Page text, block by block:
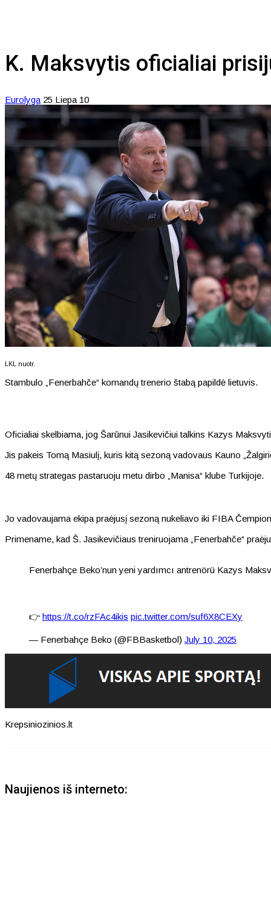
K. Maksvytis oficialiai
Eurolyga 25 Liepa 10
LKL nuotr.
Stambulo „Fenerbahče“ komandų trenerio štabą papildė lietuvis.
Oficialiai skelbiama, jog Šarūnui Jasikevičiui talkins Kazys
Jis pakeis Tomą Masiulį, kuris kitą sezoną vadovaus Kauno
48 metų strategas pastaruoju metu dirbo „Manisa“ klube Turkijoje.
Jo vadovaujama ekipa praėjusį sezoną nukeliavo iki FIBA
Primename, kad Š. Jasikevičiaus treniruojama „Fenerbahče“
Fenerbahçe Beko’nun yeni yardımcı antrenörü Kazys
👉 https://t.co/rzFAc4ikis pic.twitter.com/suf6X8CEXy
— Fenerbahçe Beko (@FBBasketbol) July 10, 2025
Krepsiniozinios.lt
Naujienos iš interneto: